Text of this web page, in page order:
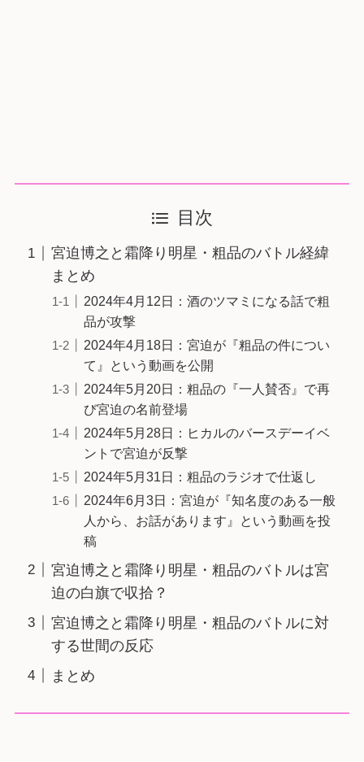
目次
宮迫博之と霜降り明星・粗品のバトル経緯
まとめ
2024年4月12日：酒のツマミになる話で粗
品が攻撃
2024年4月18日：宮迫が『粗品の件につい
て』という動画を公開
2024年5月20日：粗品の『一人賛否』で再
び宮迫の名前登場
2024年5月28日：ヒカルのバースデーイベ
ントで宮迫が反撃
2024年5月31日：粗品のラジオで仕返し
2024年6月3日：宮迫が『知名度のある一般
人から、お話があります』という動画を投
稿
宮迫博之と霜降り明星・粗品のバトルは宮
迫の白旗で収拾？
宮迫博之と霜降り明星・粗品のバトルに対
する世間の反応
まとめ